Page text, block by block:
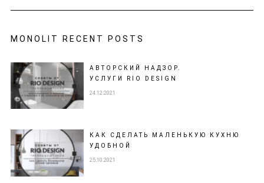
MONOLIT RECENT POSTS
АВТОРСКИЙ НАДЗОР.
УСЛУГИ RIO DESIGN
24.12.2021
КАК СДЕЛАТЬ МАЛЕНЬКУЮ КУХНЮ
УДОБНОЙ
25.10.2021